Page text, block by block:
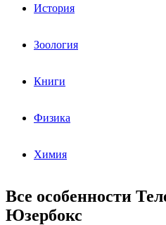
История
Зоология
Книги
Физика
Химия
Все особенности
Юзербокс